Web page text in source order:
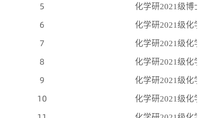
5 化学研2021级博士二
6 化学研2021级化学一
7 化学研2021级化学一
8 化学研2021级化学一
9 化学研2021级化学二
10 化学研2021级化学二